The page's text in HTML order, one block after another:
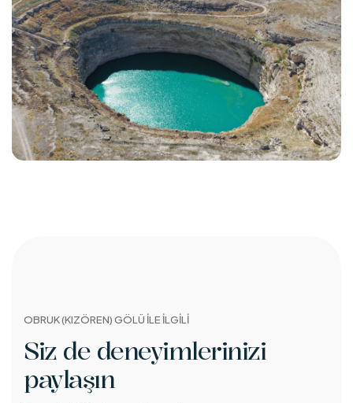
OBRUK (KIZÖREN) GÖLÜ İLE İLGİLİ
Siz de deneyimlerinizi
paylaşın